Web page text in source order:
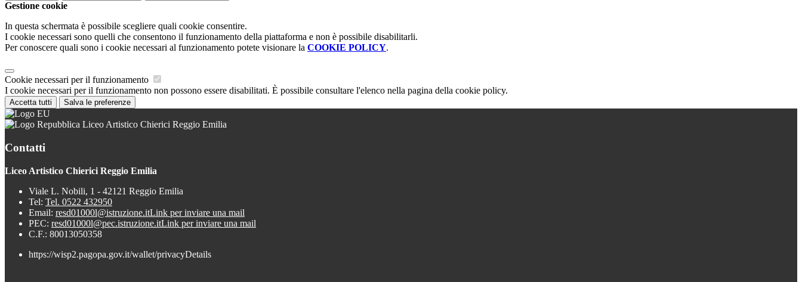
Gestione cookie
In questa schermata è possibile scegliere quali cookie consentire.
I cookie necessari sono quelli che consentono il funzionamento della piattaforma e non è possibile disabilitarli.
Per conoscere quali sono i cookie necessari al funzionamento potete visionare la COOKIE POLICY.
Cookie necessari per il funzionamento
I cookie necessari per il funzionamento non possono essere disabilitati. È possibile consultare l'elenco nella pagina della cookie policy.
Accetta tutti Salva le preferenze
Liceo Artistico Chierici Reggio Emilia
Contatti
Liceo Artistico Chierici Reggio Emilia
Viale L. Nobili, 1 - 42121 Reggio Emilia
Tel: Tel. 0522 432950
Email: resd01000l@istruzione.itLink per inviare una mail
PEC: resd01000l@pec.istruzione.itLink per inviare una mail
C.F.: 80013050358
https://wisp2.pagopa.gov.it/wallet/privacyDetails